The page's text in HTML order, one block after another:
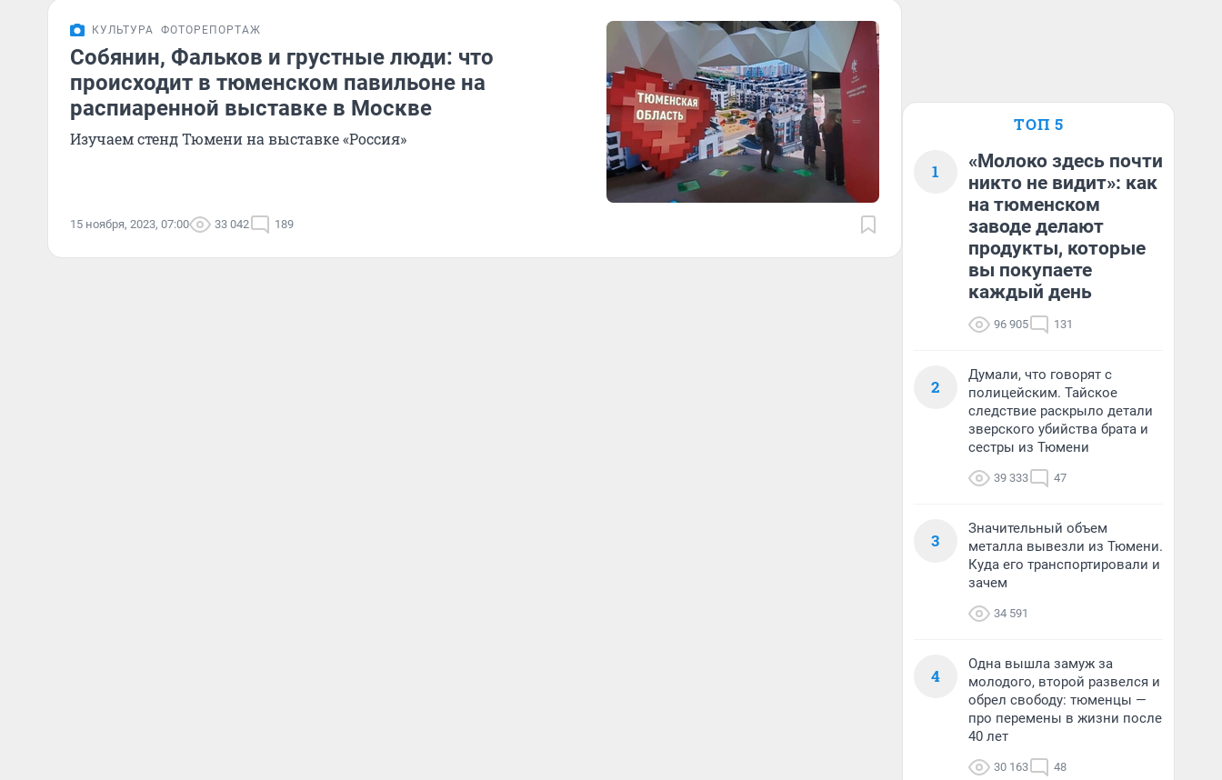
КУЛЬТУРА ФОТОРЕПОРТАЖ
Собянин, Фальков и грустные люди: что
происходит в тюменском павильоне на
распиаренной выставке в Москве
Изучаем стенд Тюмени на выставке «Россия»
15 ноября, 2023, 07:00 33 042 189
ТОП 5
1
«Молоко здесь почти
никто не видит»: как
на тюменском
заводе делают
продукты, которые
вы покупаете
каждый день
96 905 131
2
Думали, что говорят с
полицейским. Тайское
следствие раскрыло детали
зверского убийства брата и
сестры из Тюмени
39 333 47
3
Значительный объем
металла вывезли из Тюмени.
Куда его транспортировали и
зачем
34 591
4
Одна вышла замуж за
молодого, второй развелся и
обрел свободу: тюменцы —
про перемены в жизни после
40 лет
30 163 48